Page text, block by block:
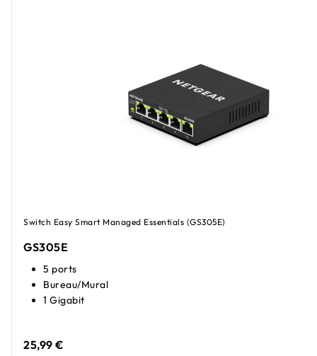
Switch Easy Smart Managed Essentials (GS305E)
GS305E
5 ports
Bureau/Mural
1 Gigabit
25,99 €